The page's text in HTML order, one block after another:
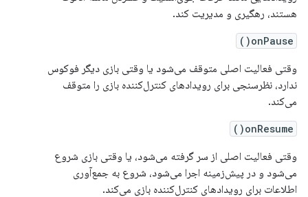
هستند، رهگیری و مدیریت کند.
onPause()
وقتی فعالیت اصلی متوقف می‌شود یا وقتی بازی دیگر فوکوس
ندارد، نظرسنجی برای رویدادهای کنترل‌کننده بازی را متوقف
می‌کند.
onResume()
وقتی فعالیت اصلی از سر گرفته می‌شود، یا وقتی بازی شروع
می‌شود و در پیش‌زمینه اجرا می‌شود، شروع به جمع‌آوری
اطلاعات برای رویدادهای کنترل‌کننده بازی می‌کند.